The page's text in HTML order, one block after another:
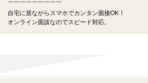
￣￣￣￣￣￣￣￣￣
自宅に居ながらスマホでカンタン面接OK！
オンライン面談なのでスピード対応。